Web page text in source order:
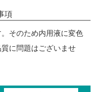
項
そのため内用液に変色
に問題はございませ